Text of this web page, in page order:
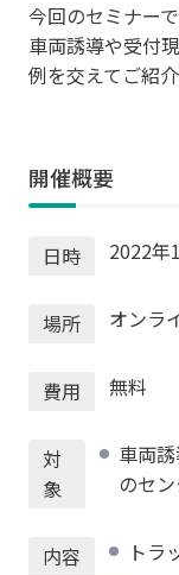
今回のセミナー
車両誘導や受付
例を交えてご紹介
開催概要
日時 2022年
場所 オンラ
費用 無料
対
象
車両
のセ
内容
トラ